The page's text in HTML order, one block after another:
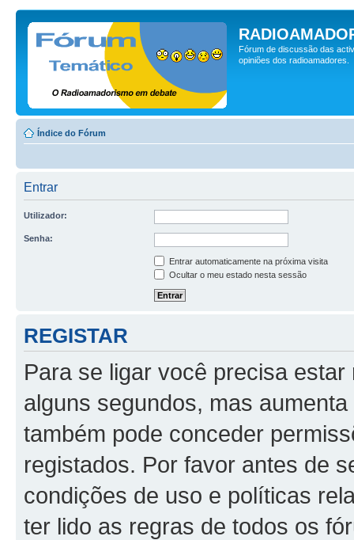
Fórum de discussão das
opiniões dos radioamadores.
Índice do Fórum
Entrar
Utilizador:
Senha:
Entrar automaticamente na próxima visita
Ocultar o meu estado nesta sessão
REGISTAR
Para se ligar você precisa
alguns segundos, mas
também pode conceder
registados. Por favor antes de
condições de uso e políticas
ter lido as regras de todos os